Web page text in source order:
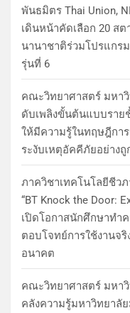
พันธมิตร Thai Union,
เดินหน้าคัดเลือก 20 ส
นานาชาติร่วมโปรแกรม
รุ่นที่ 6
คณะวิทยาศาสตร์ มหา
ดับเพลิงขั้นต้นแบบราย
ให้มีความรู้ในทฤษฎีกา
ระงับเหตุอัคคีภัยอย่างถู
ภาควิชาเทคโนโลยีชีว
“BT Knock the Door:
เปิดโอกาสนักศึกษาทำ
ตอบโจทย์การใช้งานจ
อนาคต
คณะวิทยาศาสตร์ มหา
คลังความรู้มหาวิทยาลั